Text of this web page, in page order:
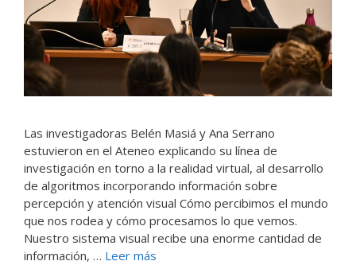
Las investigadoras Belén Masiá y Ana Serrano
estuvieron en el Ateneo explicando su línea de
investigación en torno a la realidad virtual, al desarrollo
de algoritmos incorporando información sobre
percepción y atención visual Cómo percibimos el mundo
que nos rodea y cómo procesamos lo que vemos.
Nuestro sistema visual recibe una enorme cantidad de
información, … Leer más